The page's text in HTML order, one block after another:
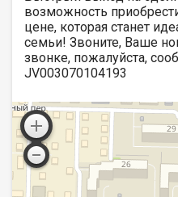
возможность
цене, которая станет
семьи! Звоните, Ваше
звонке, пожалуйста,
JV003070104193